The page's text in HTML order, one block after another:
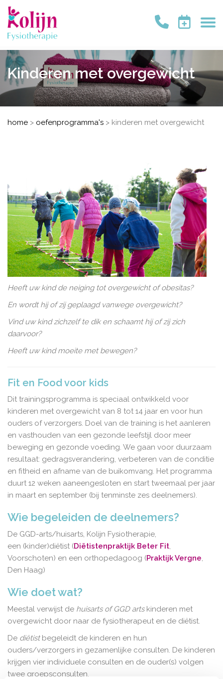
Kinderen met overgewicht
home > oefenprogramma's > kinderen met overgewicht
Heeft uw kind de neiging tot overgewicht of obesitas?
En wordt hij of zij geplaagd vanwege overgewicht?
Vind uw kind zichzelf te dik en schaamt hij of zij zich
daarvoor?
Heeft uw kind moeite met bewegen?
Fit en Food voor kids
Dit trainingsprogramma is speciaal ontwikkeld voor
kinderen met overgewicht van 8 tot 14 jaar en voor hun
ouders of verzorgers. Doel van de training is het aanleren
en vasthouden van een gezonde leefstijl door meer
beweging en gezonde voeding. We gaan voor duurzaam
resultaat: gedragsverandering, verbeteren van de conditie
en fitheid en afname van de buikomvang. Het programma
duurt 12 weken aaneengesloten en start tweemaal per jaar
in maart en september (bij tenminste zes deelnemers).
Wie begeleiden de deelnemers?
De GGD-arts/huisarts, Kolijn Fysiotherapie,
een (kinder)diëtist (Diëtistenpraktijk Beter Fit,
Voorschoten) en een orthopedagoog (Praktijk Vergne,
Den Haag)
Wie doet wat?
Meestal verwijst de huisarts of GGD artskinderen met
overgewicht door naar de fysiotherapeut en de diëtist.
De diëtistbegeleidt de kinderen en hun
ouders/verzorgers in gezamenlijke consulten. De kinderen
krijgen vier individuele consulten en de ouder(s) volgen
twee groepsconsulten.